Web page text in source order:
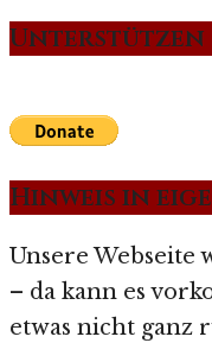
Unterstützen
Hinweis in
Unsere
– da kann es
etwas nicht ganz